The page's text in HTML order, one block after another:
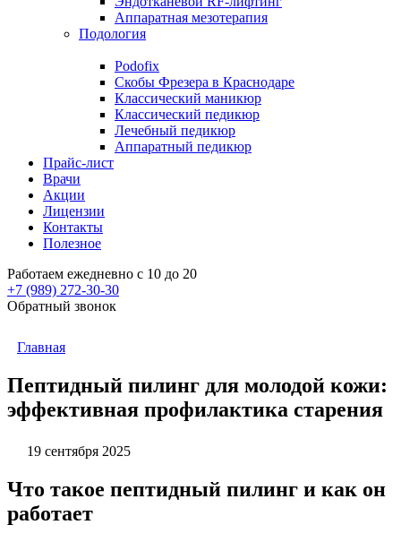
Аппаратная мезотерапия
Подология
Podofix
Скобы Фрезера в Краснодаре
Классический маникюр
Классический педикюр
Лечебный педикюр
Аппаратный педикюр
Прайс-лист
Врачи
Акции
Лицензии
Контакты
Полезное
Работаем ежедневно с 10 до 20
+7 (989) 272-30-30
Обратный звонок
Главная
Пептидный пилинг для молодой кожи:
эффективная профилактика старения
19 сентября 2025
Что такое пептидный пилинг и как он
работает